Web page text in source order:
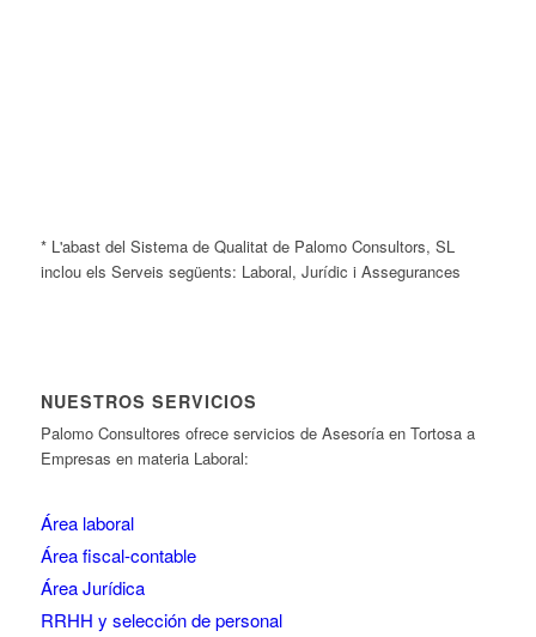
* L'abast del Sistema de Qualitat de Palomo Consultors, SL
inclou els Serveis següents: Laboral, Jurídic i Assegurances
NUESTROS SERVICIOS
Palomo Consultores ofrece servicios de Asesoría en Tortosa a
Empresas en materia Laboral:
Área laboral
Área fiscal-contable
Área Jurídica
RRHH y selección de personal